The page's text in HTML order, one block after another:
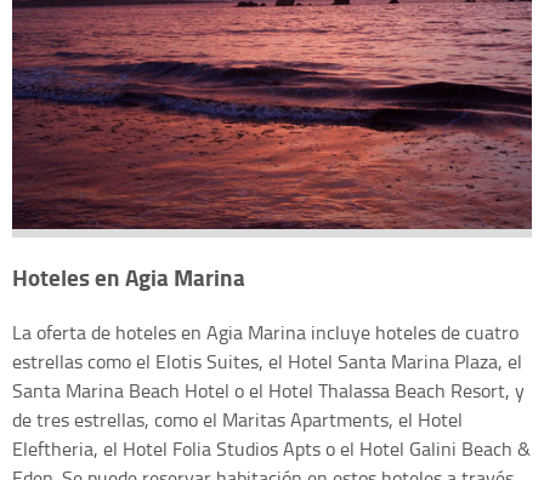
Hoteles en Agia Marina
La oferta de hoteles en Agia Marina incluye hoteles de cuatro
estrellas como el Elotis Suites, el Hotel Santa Marina Plaza, el
Santa Marina Beach Hotel o el Hotel Thalassa Beach Resort, y
de tres estrellas, como el Maritas Apartments, el Hotel
Eleftheria, el Hotel Folia Studios Apts o el Hotel Galini Beach &